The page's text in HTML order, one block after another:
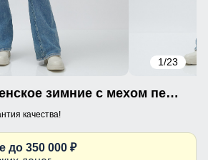
1/23
Полупальто женское зимние с мехом песец люкс класса бежевого цвета 622_2B
качества!
до 350 000 ₽